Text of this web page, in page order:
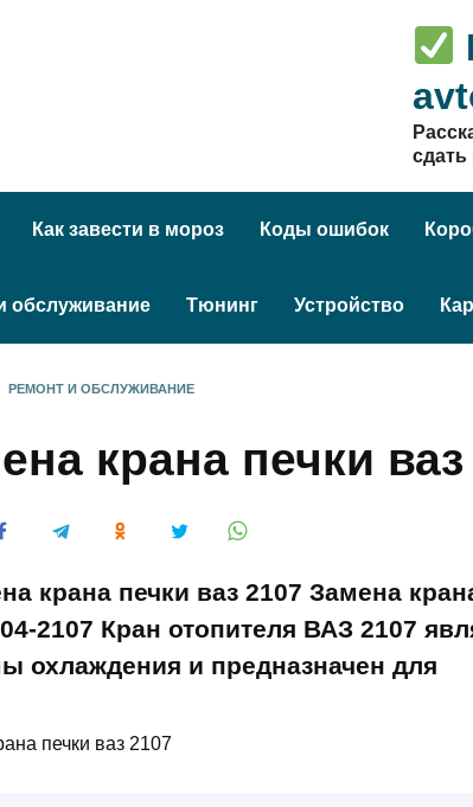
сдать
Как завести в мороз Коды ошибок
обслуживание Тюнинг Устройство
РЕМОНТ И ОБСЛУЖИВАНИЕ
крана печки ваз
крана печки ваз 2107 Замена
2107 Кран отопителя ВАЗ 2107
охлаждения и предназначен для
печки ваз 2107